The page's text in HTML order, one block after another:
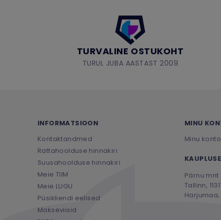
TURVALINE OSTUKOHT
TURUL JUBA AASTAST 2009
INFORMATSIOON
Kontaktandmed
Rattahoolduse hinnakiri
Suusahoolduse hinnakiri
Meie TIIM
Meie LUGU
Püsikliendi eelised
Makseviisid
MINU
Minu konto
Pärnu mnt
Tallinn,
Harjumaa,